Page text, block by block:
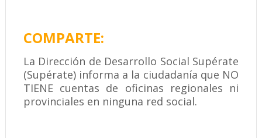
COMPARTE:
La Dirección de Desarrollo Social Supérate
(Supérate) informa a la ciudadanía que NO
TIENE cuentas de oficinas regionales ni
provinciales en ninguna red social.